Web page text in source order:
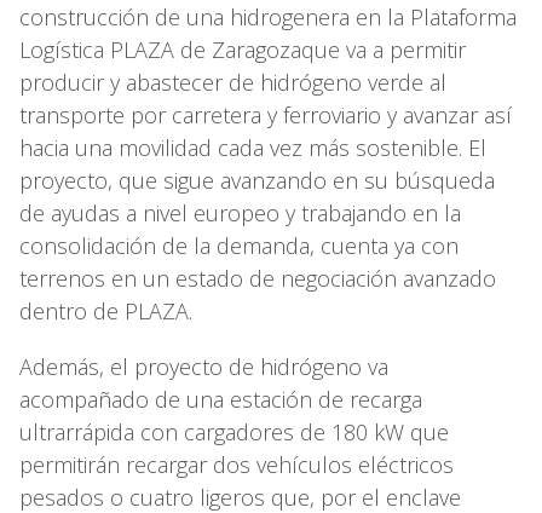
construcción de una hidrogenera en la Plataforma
Logística PLAZA de Zaragozaque va a permitir
producir y abastecer de hidrógeno verde al
transporte por carretera y ferroviario y avanzar así
hacia una movilidad cada vez más sostenible. El
proyecto, que sigue avanzando en su búsqueda
de ayudas a nivel europeo y trabajando en la
consolidación de la demanda, cuenta ya con
terrenos en un estado de negociación avanzado
dentro de PLAZA.
Además, el proyecto de hidrógeno va
acompañado de una estación de recarga
ultrarrápida con cargadores de 180 kW que
permitirán recargar dos vehículos eléctricos
pesados o cuatro ligeros que, por el enclave